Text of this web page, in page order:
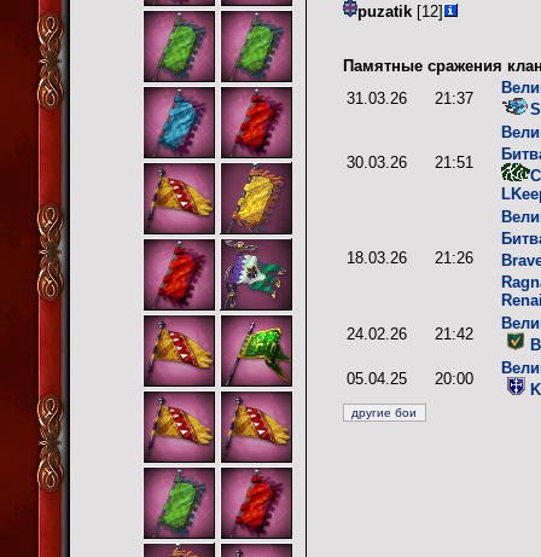
puzatik [12]
Памятные сражения
31.03.26
21:37
30.03.26 21:51
18.03.26 21:26
24.02.26
21:42
05.04.25
20:00